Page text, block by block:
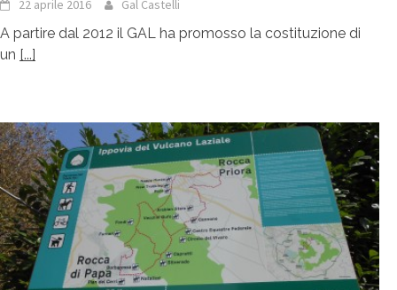
22 aprile 2016 Gal Castelli
A partire dal 2012 il GAL ha promosso la costituzione di
un [...]